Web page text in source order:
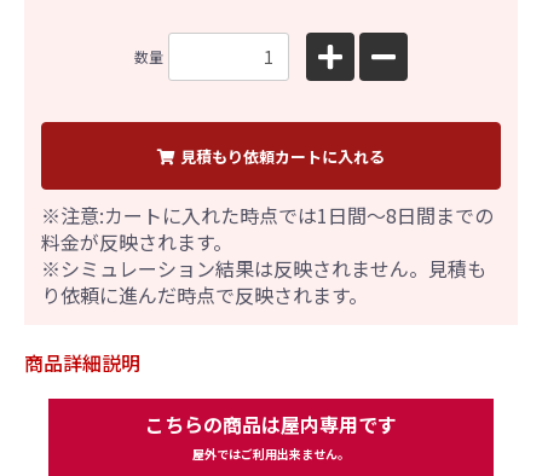
数量
見積もり依頼カートに入れる
※注意:カートに入れた時点では1日間～8日間までの
料金が反映されます。
※シミュレーション結果は反映されません。見積も
り依頼に進んだ時点で反映されます。
商品詳細説明
こちらの商品は屋内専用です
屋外ではご利用出来ません。